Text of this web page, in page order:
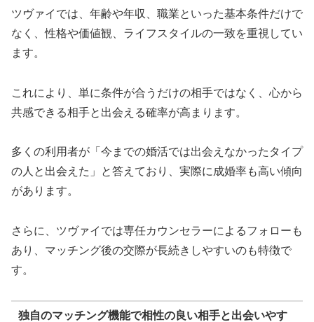
ツヴァイでは、年齢や年収、職業といった基本条件だけで
なく、性格や価値観、ライフスタイルの一致を重視してい
ます。
これにより、単に条件が合うだけの相手ではなく、心から
共感できる相手と出会える確率が高まります。
多くの利用者が「今までの婚活では出会えなかったタイプ
の人と出会えた」と答えており、実際に成婚率も高い傾向
があります。
さらに、ツヴァイでは専任カウンセラーによるフォローも
あり、マッチング後の交際が長続きしやすいのも特徴で
す。
独自のマッチング機能で相性の良い相手と出会いやす